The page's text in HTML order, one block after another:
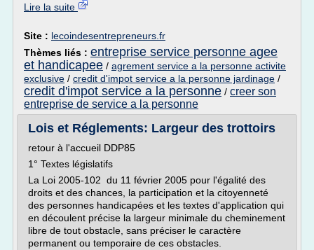
Lire la suite
Site : lecoindesentrepreneurs.fr
Thèmes liés : entreprise service personne agee
et handicapee / agrement service a la personne activite
exclusive / credit d'impot service a la personne jardinage /
credit d'impot service a la personne / creer son
entreprise de service a la personne
Lois et Réglements: Largeur des trottoirs
retour à l'accueil DDP85
1° Textes législatifs
La Loi 2005-102 du 11 février 2005 pour l'égalité des
droits et des chances, la participation et la citoyenneté
des personnes handicapées et les textes d'application qui
en découlent précise la largeur minimale du cheminement
libre de tout obstacle, sans préciser le caractère
permanent ou temporaire de ces obstacles.